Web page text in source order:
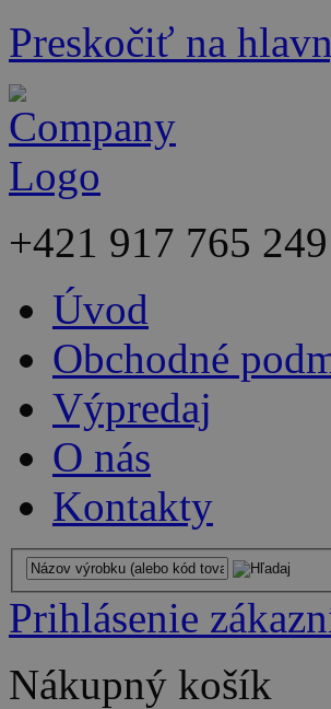
Preskočiť na
+421 917 765 249
Úvod
Obchodné
Výpredaj
O nás
Kontakty
Prihlásenie
Nákupný košík